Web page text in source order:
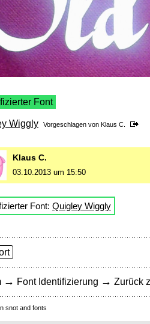
Font
Wiggly Vorgeschlagen von Klaus C.
Klaus C.
03.10.2013 um 15:50
Font: Quigley Wiggly
→ Font Identifizierung → Zurück
snot and fonts